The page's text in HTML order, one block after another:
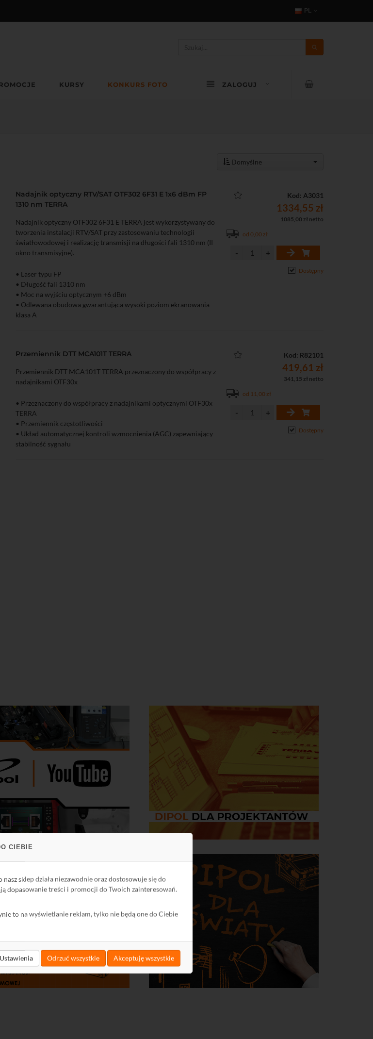
CIEBIE
nasz sklep działa niezawodnie oraz dostosowuje się do
dopasowanie treści i promocji do Twoich zainteresowań.
to na wyświetlanie reklam, tylko nie będą one do Ciebie
Ustawienia Odrzuć wszystkie Akceptuję wszystkie
PL
KURSY KONKURS FOTO ZALOGUJ
Domyślne
Nadajnik optyczny RTV/SAT OTF302 6F31 E 1x6 dBm FP
1310 nm TERRA
Nadajnik optyczny OTF302 6F31 E TERRA jest wykorzystywany do
tworzenia instalacji RTV/SAT przy zastosowaniu technologii
światłowodowej i realizację transmisji na długości fali 1310 nm (II
okno transmisyjne).
• Laser typu FP
• Długość fali 1310 nm
• Moc na wyjściu optycznym +6 dBm
• Odlewana obudowa gwarantująca wysoki poziom ekranowania -
klasa A
konfigurację całego systemu
Kod: A3031
1334,55 zł
1085,00 zł netto
od 0,00 zł
Dostępny
Przemiennik DTT MCA101T TERRA
Przemiennik DTT MCA101T TERRA przeznaczony do współpracy z
nadajnikami OTF30x
• Przeznaczony do współpracy z nadajnikami optycznymi OTF30x
TERRA
• Przemiennik częstotliwości
• Układ automatycznej kontroli wzmocnienia (AGC) zapewniający
stabilność sygnału
Kod: R82101
419,61 zł
341,15 zł netto
od 11,00 zł
Dostępny